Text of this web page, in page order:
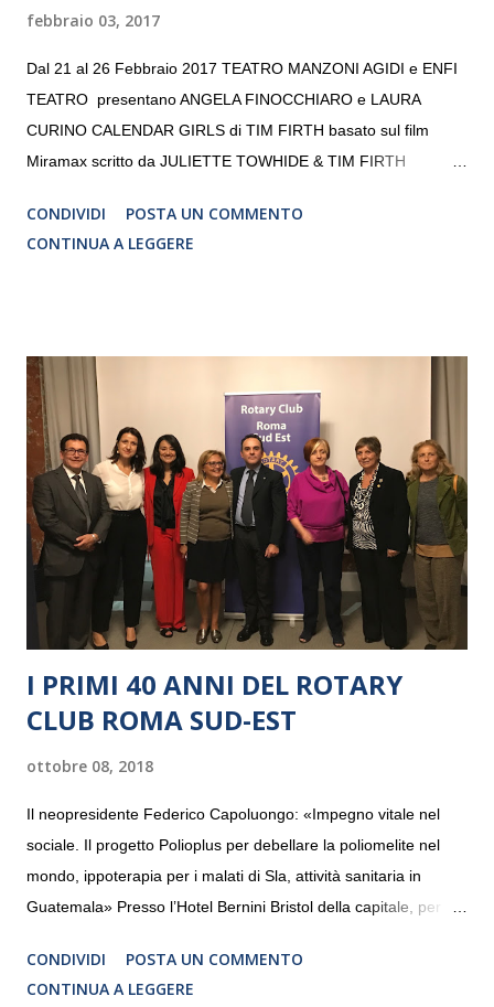
febbraio 03, 2017
Dal 21 al 26 Febbraio 2017 TEATRO MANZONI AGIDI e ENFI
TEATRO presentano ANGELA FINOCCHIARO e LAURA
CURINO CALENDAR GIRLS di TIM FIRTH basato sul film
Miramax scritto da JULIETTE TOWHIDE & TIM FIRTH
CRISTINA PEZZOLI
CONDIVIDI
POSTA UN COMMENTO
CONTINUA A LEGGERE
I PRIMI 40 ANNI DEL ROTARY
CLUB ROMA SUD-EST
ottobre 08, 2018
Il neopresidente Federico Capoluongo: «Impegno vitale nel
sociale. Il progetto Polioplus per debellare la poliomelite nel
mondo, ippoterapia per i malati di Sla, attività sanitaria in
Guatemala» Presso l’Hotel Bernini Bristol della capitale, per la
programmazione del Rotary Club Roma Sud-Est che festeggia
i quaranta anni di attività. Un’occasione per raccontare al
CONDIVIDI
POSTA UN COMMENTO
CONTINUA A LEGGERE